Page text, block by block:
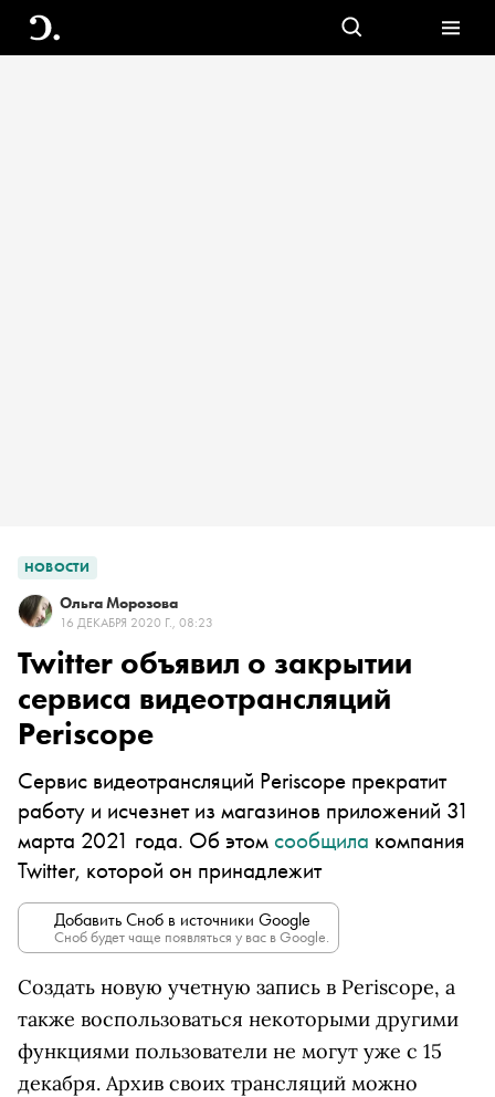
НОВОСТИ
Ольга Морозова
16 ДЕКАБРЯ 2020 Г., 08:23
Twitter объявил о закрытии
сервиса видеотрансляций
Periscope
Сервис видеотрансляций Periscope прекратит
работу и исчезнет из магазинов приложений 31
марта 2021 года. Об этомсообщила компания
Twitter, которой он принадлежит
Добавить Сноб в источники Google
Сноб будет чаще появляться у вас в Google.
Создать новую учетную запись в Periscope, а
также воспользоваться некоторыми другими
функциями пользователи не могут уже с 15
декабря. Архив своих трансляций можно